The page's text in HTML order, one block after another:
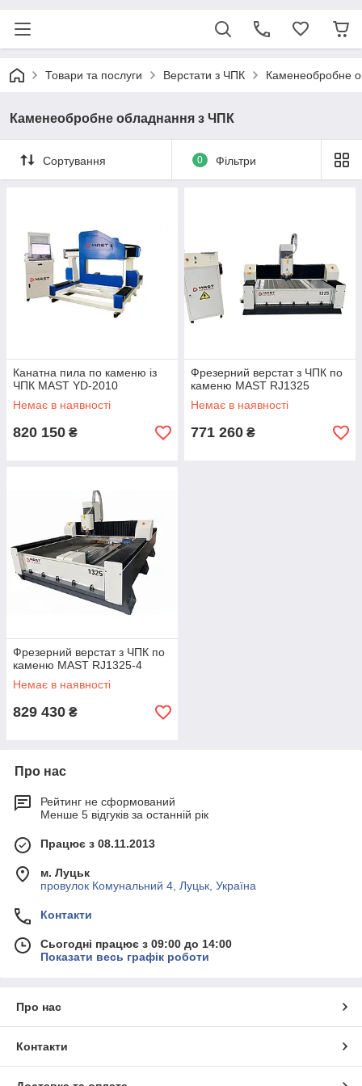
Товари та послуги Верстати з ЧПК Каменеобробне
Каменеобробне обладнання з ЧПК
Сортування 0 Фільтри
Канатна пила по каменю із
ЧПК MAST YD-2010
Немає в наявності
820 150 ₴
Фрезерний верстат з ЧПК по
каменю MAST RJ1325
Немає в наявності
771 260 ₴
Фрезерний верстат з ЧПК по
каменю MAST RJ1325-4
Немає в наявності
829 430 ₴
Про нас
Рейтинг не сформований
Менше 5 відгуків за останній рік
Працює з 08.11.2013
м. Луцьк
провулок Комунальний 4, Луцьк, Україна
Контакти
Сьогодні працює з 09:00 до 14:00
Показати весь графік роботи
Про нас
Контакти